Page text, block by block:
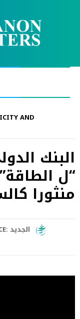
AND
البنك
“ل
منثورا
الجديد